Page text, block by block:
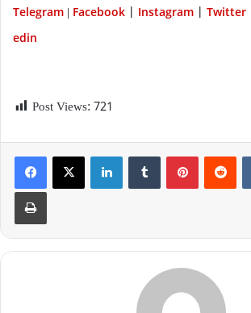
Telegram Facebook Instagram Twitter
edin
Post Views: 721